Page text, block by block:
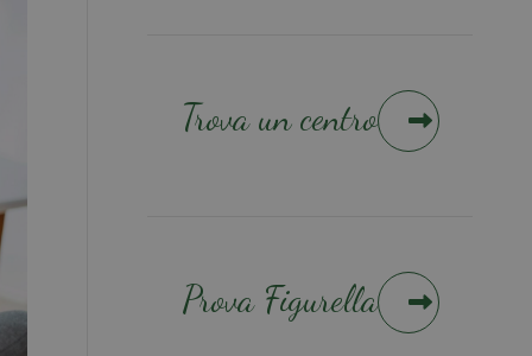
Trova un centro
Prova Figurella